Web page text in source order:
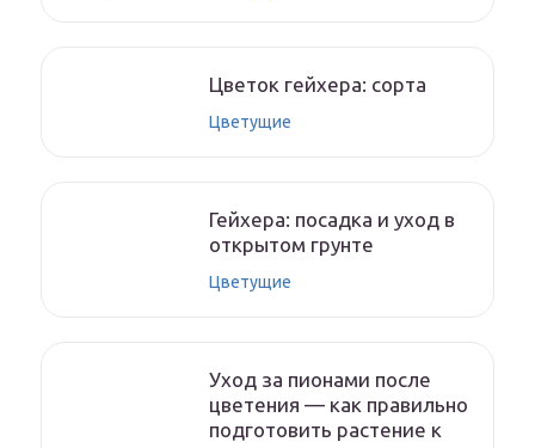
Цветок гейхера: сорта
Цветущие
Гейхера: посадка и уход в
открытом грунте
Цветущие
Уход за пионами после
цветения — как правильно
подготовить растение к